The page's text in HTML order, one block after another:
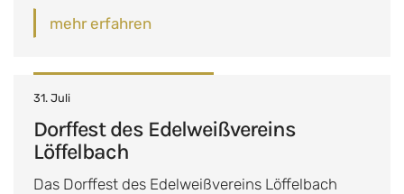
mehr erfahren
31. Juli
Dorffest des Edelweißvereins
Löffelbach
Das Dorffest des Edelweißvereins Löffelbach